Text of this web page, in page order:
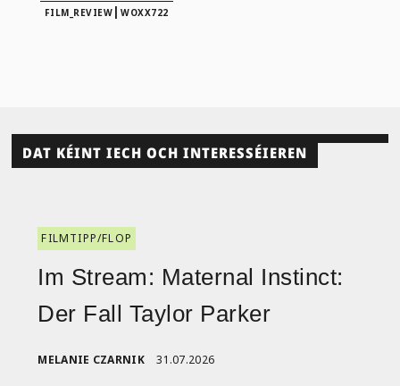
FILM_REVIEW |WOXX722
DAT KÉINT IECH OCH INTERESSÉIEREN
FILMTIPP/FLOP
Im Stream: Maternal Instinct:
Der Fall Taylor Parker
MELANIE CZARNIK 31.07.2026